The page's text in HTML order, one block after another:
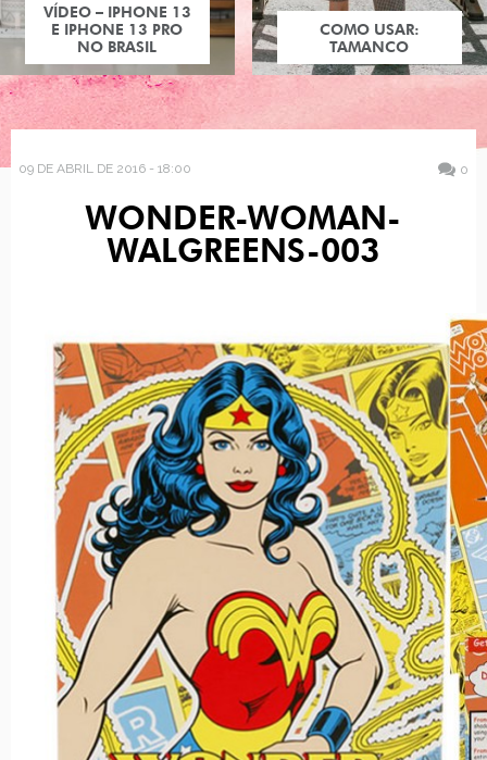
VÍDEO – IPHONE 13
E IPHONE 13 PRO
NO BRASIL
COMO USAR:
TAMANCO
09 DE ABRIL DE 2016 - 18:00 0
WONDER-WOMAN-
WALGREENS-003